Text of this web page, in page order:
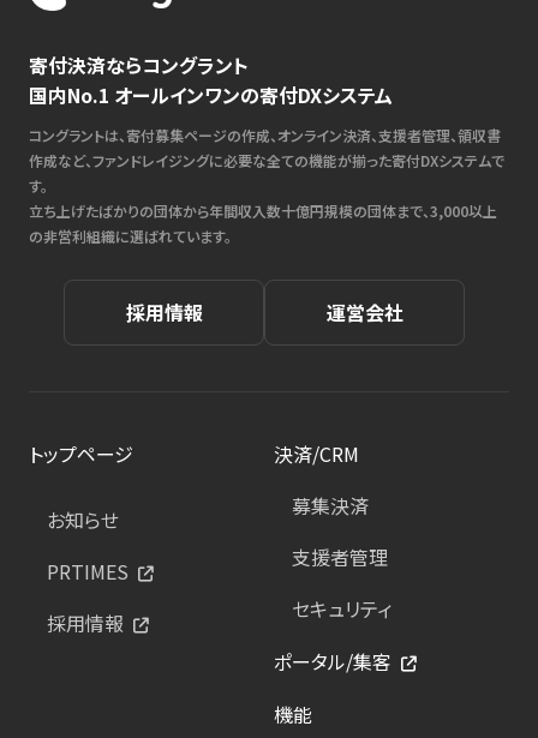
寄付決済ならコングラント
国内No.1 オールインワンの寄付DXシステム
コングラントは、寄付募集ページの作成、オンライン決済、支援者管理、領収書
作成など、ファンドレイジングに必要な全ての機能が揃った寄付DXシステムで
す。
立ち上げたばかりの団体から年間収入数十億円規模の団体まで、3,000以上
の非営利組織に選ばれています。
採用情報 運営会社
トップページ
お知らせ
PRTIMES
採用情報
決済/CRM
募集決済
支援者管理
セキュリティ
ポータル/集客
機能